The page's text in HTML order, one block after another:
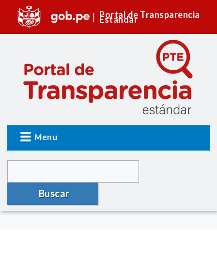
Portal de Transparencia
Estándar
Menu
Buscar